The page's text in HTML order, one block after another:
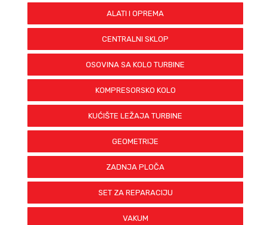
ALATI I OPREMA
CENTRALNI SKLOP
OSOVINA SA KOLO TURBINE
KOMPRESORSKO KOLO
KUĆIŠTE LEŽAJA TURBINE
GEOMETRIJE
ZADNJA PLOČA
SET ZA REPARACIJU
VAKUM